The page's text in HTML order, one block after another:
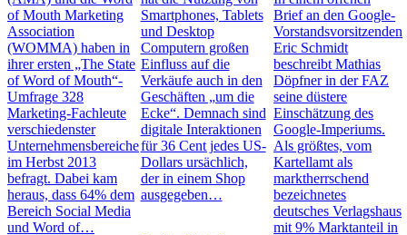
of Mouth Marketing
Association
(WOMMA) haben in
ihrer ersten „The State
of Word of Mouth“-
Umfrage 328
Marketing-Fachleute
verschiedenster
Unternehmensbereiche
im Herbst 2013
befragt. Dabei kam
heraus, dass 64% dem
Bereich Social Media
und Word of…
Smartphones, Tablets
und Desktop
Computern großen
Einfluss auf die
Verkäufe auch in den
Geschäften „um die
Ecke“. Demnach sind
digitale Interaktionen
für 36 Cent jedes US-
Dollars ursächlich,
der in einem Shop
ausgegeben…
Brief an den Google-
Vorstandsvorsitzenden
Eric Schmidt
beschreibt Mathias
Döpfner in der FAZ
seine düstere
Einschätzung des
Google-Imperiums.
Als größtes, vom
Kartellamt als
marktherrschend
bezeichnetes
deutsches Verlagshaus
mit 9% Marktanteil in